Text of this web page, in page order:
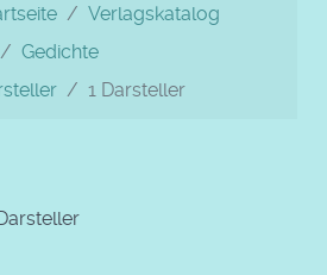
Verlagskatalog
Gedichte
1 Darsteller